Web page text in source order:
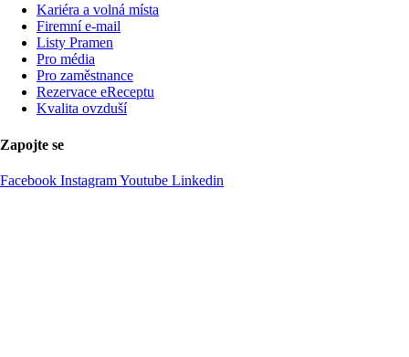
Kariéra a volná místa
Firemní­ e-mail
Listy Pramen
Pro média
Pro zaměstnance
Rezervace eReceptu
Kvalita ovzduší
Zapojte se
Facebook InstagramYoutube Linkedin